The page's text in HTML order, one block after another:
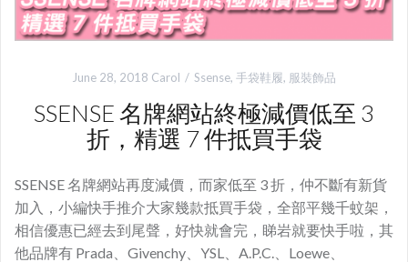
June 28, 2018 Carol Ssense, 手袋鞋履, 服裝飾品
SSENSE 名牌網站終極減價低至 3
折，精選 7 件抵買手袋
SSENSE 名牌網站再度減價，而家低至 3 折，仲不斷有新貨
加入，小編快手推介大家幾款抵買手袋，全部平幾千蚊架，
相信優惠已經去到尾聲，好快就會完，睇岩就要快手啦，其
他品牌有 Prada、Givenchy、YSL、A.P.C.、Loewe、